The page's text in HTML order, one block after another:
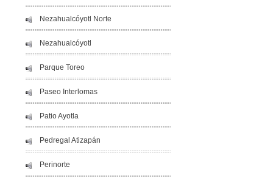
Nezahualcóyotl Norte
Nezahualcóyotl
Parque Toreo
Paseo Interlomas
Patio Ayotla
Pedregal Atizapán
Perinorte